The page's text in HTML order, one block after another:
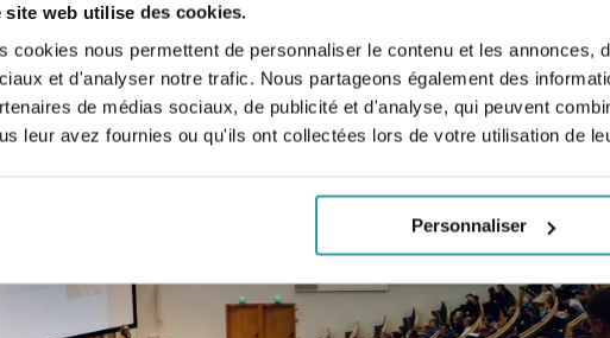
site web utilise des cookies.
cookies nous permettent de personnaliser le contenu et les annonces,
et d'analyser notre trafic. Nous partageons également des
de médias sociaux, de publicité et d'analyse, qui peuvent
leur avez fournies ou qu'ils ont collectées lors de votre utilisation de
Personnaliser